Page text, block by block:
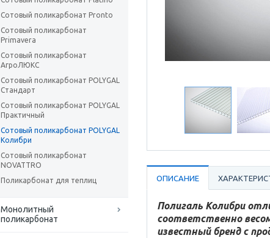
Сотовый поликарбонат Pronto
Сотовый поликарбонат
Primavera
Сотовый поликарбонат
АгроЛЮКС
Сотовый поликарбонат POLYGAL
Стандарт
Сотовый поликарбонат POLYGAL
Практичный
Сотовый поликарбонат POLYGAL
Колибри
Сотовый поликарбонат
NOVATTRO
Поликарбонат для теплиц
Монолитный
поликарбонат
ОПИСАНИЕ
Полигаль Колибри
соответственно
известный бренд с